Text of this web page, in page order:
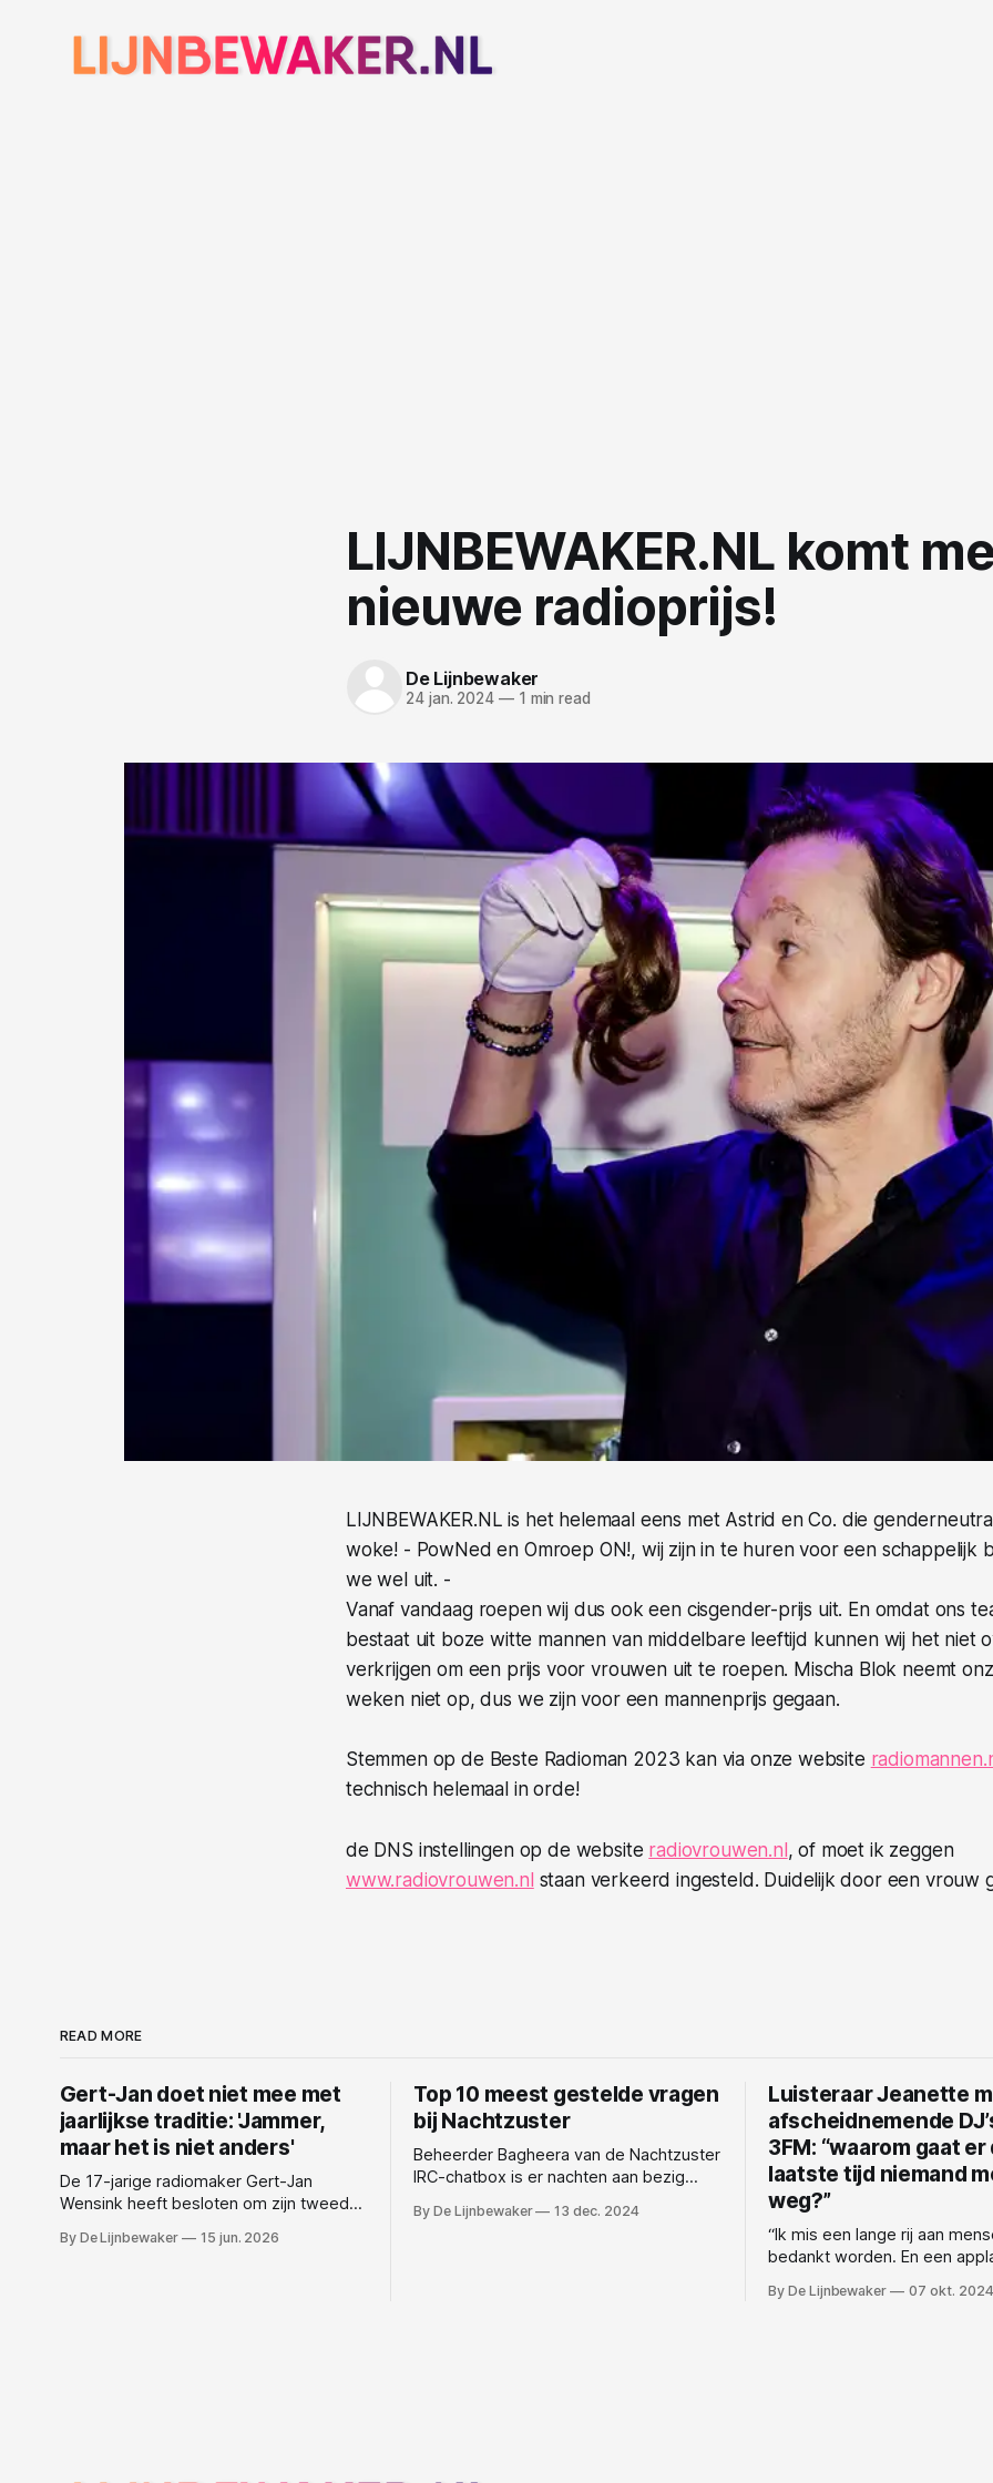
LIJNBEWAKER.NL komt
nieuwe radioprijs!
De Lijnbewaker
24 jan. 2024 —1 min read
LIJNBEWAKER.NL is het helemaal eens met Astrid en Co. die
woke! - PowNed en Omroep ON!, wij zijn in te huren voor een schappelijk
we wel uit. -
Vanaf vandaag roepen wij dus ook een cisgender-prijs uit. En omdat ons
bestaat uit boze witte mannen van middelbare leeftijd kunnen wij het niet
verkrijgen om een prijs voor vrouwen uit te roepen. Mischa Blok neemt
weken niet op, dus we zijn voor een mannenprijs gegaan.
Stemmen op de Beste Radioman 2023 kan via onze website
technisch helemaal in orde!
de DNS instellingen op de website radiovrouwen.nl, of moet ik zeggen
www.radiovrouwen.nl staan verkeerd ingesteld. Duidelijk door een vrouw
READ MORE
Gert-Jan doet niet mee met
jaarlijkse traditie: 'Jammer,
maar het is niet anders'
De 17-jarige radiomaker Gert-Jan
Wensink heeft besloten om zijn tweede
jonge presentator, die eerder al actief
By De Lijnbewaker 15 jun. 2026
Top 10 meest gestelde vragen
bij Nachtzuster
Beheerder Bagheera van de Nachtzuster
IRC-chatbox is er nachten aan bezig
via P2P-sharing ons een .txt op. Hier is
By De Lijnbewaker 13 dec. 2024
Luisteraar Jeanette
afscheidnemende
3FM: “waarom gaat er
laatste tijd niemand
weg?”
“Ik mis een lange rij aan
bedankt worden. En een
is die traditie gestopt?” Jeannette is ook
By De Lijnbewaker 07 okt. 2024